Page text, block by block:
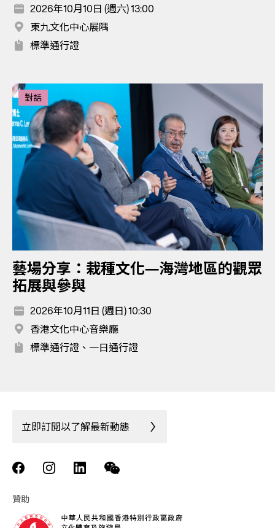
2026年10月10日 (週六) 13:00
東九文化中心展隅
標準通行證
對話
藝場分享：栽種文化—海灣地區的觀眾
拓展與參與
2026年10月11日 (週日) 10:30
香港文化中心音樂廳
標準通行證、一日通行證
立即訂閱以了解最新動態
贊助